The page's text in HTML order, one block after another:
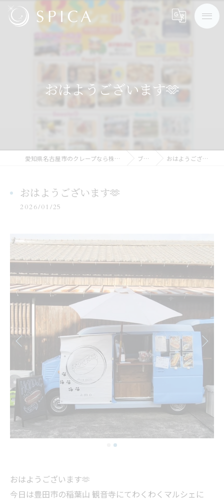
おはようございます🫶
愛知県名古屋市のクレープなら株式会社SPICA ブログ おはようございます🫶
おはようございます🫶
2026/01/25
おはようございます🫶
今日は豊田市の稲葉山 観音寺にてわくわくマルシェに